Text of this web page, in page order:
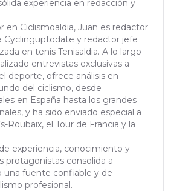
experiencia en redacción y
en Ciclismoaldia, Juan es redactor
Cyclinguptodate y redactor jefe
en tenis Tenisaldia. A lo largo
entrevistas exclusivas a
deporte, ofrece análisis en
del ciclismo, desde
en España hasta los grandes
y ha sido enviado especial a
Roubaix, el Tour de Francia y la
experiencia, conocimiento y
protagonistas consolida a
una fuente confiable y de
profesional.